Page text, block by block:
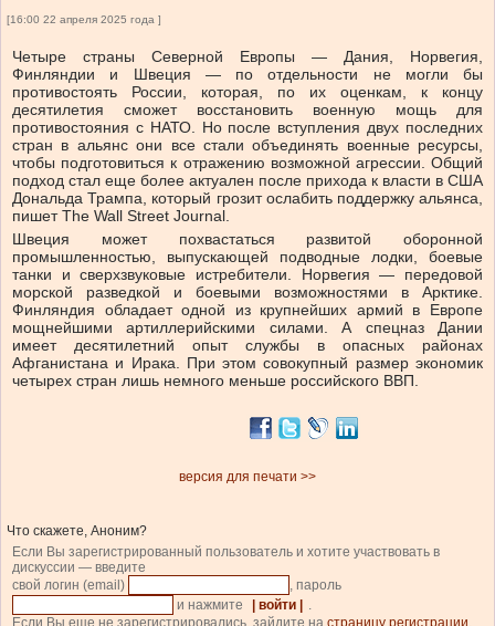
[16:00 22 апреля 2025 года ]
Четыре страны Северной Европы — Дания, Норвегия,
Финляндии и Швеция — по отдельности не могли бы
противостоять России, которая, по их оценкам, к концу
десятилетия сможет восстановить военную мощь для
противостояния с НАТО. Но после вступления двух последних
стран в альянс они все стали объединять военные ресурсы,
чтобы подготовиться к отражению возможной агрессии. Общий
подход стал еще более актуален после прихода к власти в США
Дональда Трампа, который грозит ослабить поддержку альянса,
пишет The Wall Street Journal.
Швеция может похвастаться развитой оборонной
промышленностью, выпускающей подводные лодки, боевые
танки и сверхзвуковые истребители. Норвегия — передовой
морской разведкой и боевыми возможностями в Арктике.
Финляндия обладает одной из крупнейших армий в Европе
мощнейшими артиллерийскими силами. А спецназ Дании
имеет десятилетний опыт службы в опасных районах
Афганистана и Ирака. При этом совокупный размер экономик
четырех стран лишь немного меньше российского ВВП.
версия для печати >>
Что скажете, Аноним?
Если Вы зарегистрированный пользователь и хотите участвовать в
дискуссии — введите
свой логин (email)
, пароль
и нажмите
| войти |
.